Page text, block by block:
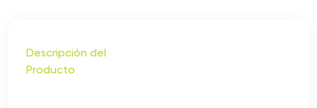
Descripción del
Producto